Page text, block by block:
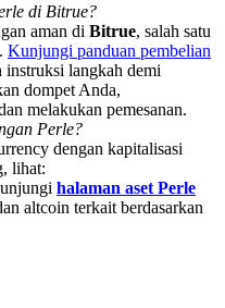
25000 USDT prize pool!
di Bitrue?
aman di Bitrue, salah satu
Kunjungi panduan pembelian
instruksi langkah demi
dompet Anda,
melakukan pemesanan.
Perle?
dengan kapitalisasi
lihat:
halaman aset Perle
altcoin terkait berdasarkan